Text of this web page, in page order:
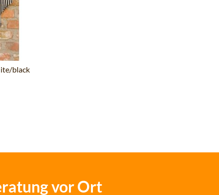
black
vor Ort